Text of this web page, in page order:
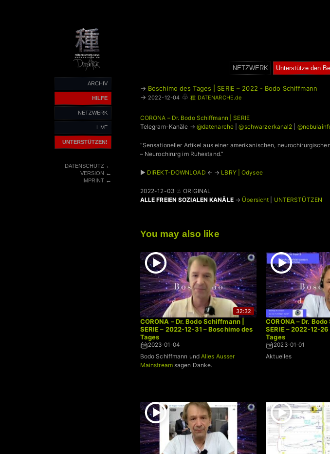
ARCHIV
HILFE
NETZWERK
LIVE
UNTERSTÜTZEN!
DATENSCHUTZ←
VERSION ←
IMPRINT←
NETZWERK Unterstütze den
→ Boschimo des Tages | SERIE – 2022 - Bodo Schiffmann
→ 2022-12-04 ♧ 種 DATENARCHE.de
CORONA – Dr. Bodo Schiffmann | SERIE
Telegram-Kanäle → @datenarche |@schwarzerkanal2
“Sensationeller Artikel aus einer amerikanischen,
– Neurochirurg im Ruhestand.”
► DIREKT-DOWNLOAD ← → LBRY | Odysee
2022-12-03 ♧ ORIGINAL
ALLE FREIEN SOZIALEN KANÄLE→ Übersicht UNTERSTÜTZEN
You may also like
32:32
CORONA – Dr. Bodo Schiffmann |
SERIE – 2022-12-31 – Boschimo des
Tages
2023-01-04
Bodo Schiffmann undAlles Ausser
Mainstreamsagen Danke.
CORONA – Dr.
SERIE – 2022-12-
Tages
2023-01-01
Aktuelles